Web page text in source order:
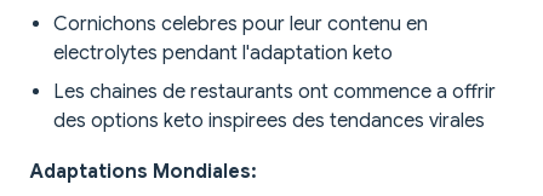
Cornichons celebres pour leur contenu en
electrolytes pendant l'adaptation keto
Les chaines de restaurants ont commence a offrir
des options keto inspirees des tendances virales
Adaptations Mondiales: